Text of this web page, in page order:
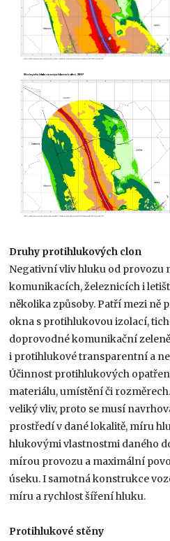
Druhy protihlukových clon
Negativní vliv hluku od provozu
komunikacích, železnicích i
několika způsoby. Patří mezi ně
okna s protihlukovou izolací,
doprovodné komunikační
i protihlukové transparentní a
Účinnost protihlukových
materiálu, umístění či
veliký vliv, proto se musí
prostředí v dané lokalitě, míru
hlukovými vlastnostmi daného
mírou provozu a maximální
úseku. I samotná konstrukce
míru a rychlost šíření hluku.
Protihlukové stěny